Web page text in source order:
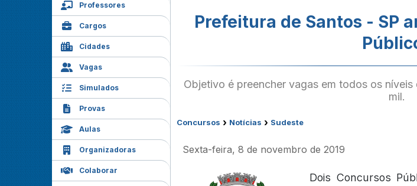
Professores
Cargos
Cidades
Vagas
Simulados
Provas
Aulas
Organizadoras
Colaborar
Prefeitura de Santos - SP
Objetivo é preencher vagas em todos os
mil.
Concursos › Notícias › Sudeste
Sexta-feira, 8 de novembro de 2019
Dois Concursos